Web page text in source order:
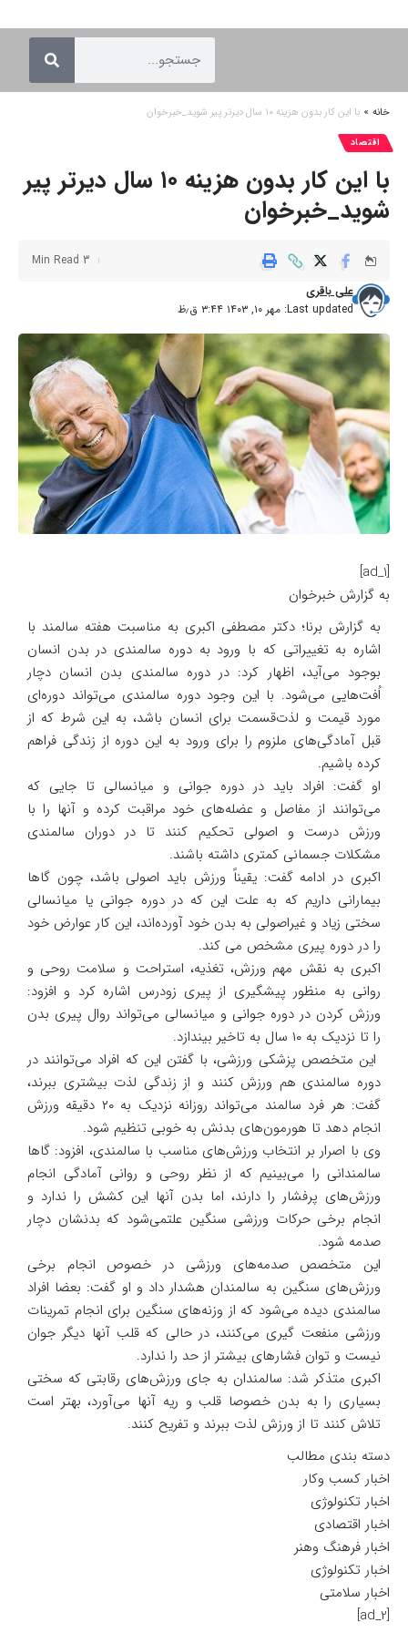
خانه » با این کار بدون هزینه ۱۰ سال دیر‌تر پیر شوید_خبرخوان
اقتصاد
با این کار بدون هزینه ۱۰ سال دیر‌تر پیر
شوید_خبرخوان
Last updated: مهر ۱۰, ۱۴۰۳ ۳:۴۴ ق٫ظ
علی باقری
3 Min Read
[ad_1]
به گزارش خبرخوان
به گزارش برنا؛ دکتر مصطفی اکبری به مناسبت هفته سالمند با
اشاره به تغییراتی که با ورود به دوره سالمندی در بدن انسان
بوجود می‌آید، اظهار کرد: در دوره سالمندی بدن انسان دچار
اُفت‌هایی می‌شود. با این وجود دوره سالمندی می‌تواند دوره‌ای
مورد قیمت و لذت‌قسمت برای انسان باشد، به این شرط که از
قبل آمادگی‌های ملزوم را برای ورود به این دوره از زندگی فراهم
کرده باشیم.
او گفت: افراد باید در دوره جوانی و میانسالی تا جایی که
می‌توانند از مفاصل و عضله‌های خود مراقبت کرده و آنها را با
ورزش درست و اصولی تحکیم کنند تا در دوران سالمندی
مشکلات جسمانی کمتری داشته باشند.
اکبری در ادامه گفت: یقیناً ورزش باید اصولی باشد، چون گاها
بیمارانی داریم که به علت این که در دوره جوانی یا میانسالی
سختی زیاد و غیراصولی به بدن خود آورده‌اند، این کار عوارض خود
را در دوره پیری مشخص می کند.
اکبری به نقش مهم ورزش، تغذیه، استراحت و سلامت روحی و
روانی به منظور پیشگیری از پیری زودرس اشاره کرد و افزود:
ورزش کردن در دوره جوانی و میانسالی می‌تواند روال پیری بدن
را تا نزدیک به ۱۰ سال به تاخیر بیندازد.
این متخصص پزشکی ورزشی، با گفتن این که افراد می‌توانند در
دوره سالمندی هم ورزش کنند و از زندگی لذت بیشتری ببرند،
گفت: هر فرد سالمند می‌تواند روزانه نزدیک به ۲۰ دقیقه ورزش
انجام دهد تا هورمون‌های بدنش به خوبی تنظیم شود.
وی با اصرار بر انتخاب ورزش‌های مناسب با سالمندی، افزود: گاها
سالمندانی را می‌بینیم که از نظر روحی و روانی آمادگی انجام
ورزش‌های پرفشار را دارند، اما بدن آنها این کشش را ندارد و
انجام برخی حرکات ورزشی سنگین علتمی‌شود که بدنشان دچار
صدمه شود.
این متخصص صدمه‌های ورزشی در خصوص انجام برخی
ورزش‌های سنگین به سالمندان هشدار داد و او گفت: بعضا افراد
سالمندی دیده می‌شود که از وزنه‌های سنگین برای انجام تمرینات
ورزشی منفعت گیری می‌کنند، در حالی که قلب آنها دیگر جوان
نیست و توان فشارهای بیشتر از حد را ندارد.
اکبری متذکر شد: سالمندان به جای ورزش‌های رقابتی که سختی
بسیاری را به بدن خصوصا قلب و ریه آنها می‌آورد، بهتر است
تلاش کنند تا از ورزش لذت ببرند و تفریح کنند.
دسته بندی مطالب
اخبار کسب وکار
اخبار تکنولوژی
اخبار اقتصادی
اخبار فرهنگ وهنر
اخبار تکنولوژی
اخبار سلامتی
[ad_2]